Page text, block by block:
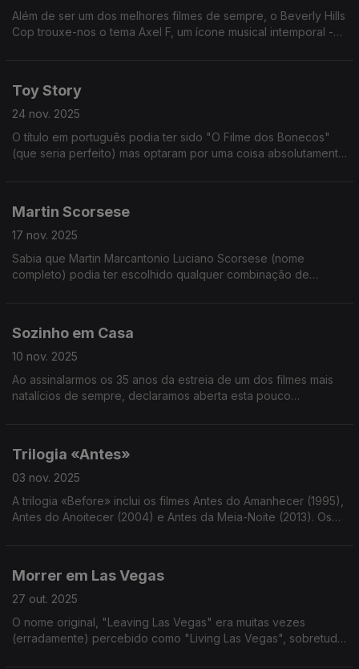
Além de ser um dos melhores filmes de sempre, o Beverly Hills
Cop trouxe-nos o tema Axel F, um ícone musical intemporal -
Toy Story
24 nov. 2025
O título em português podia ter sido "O Filme dos Bonecos"
(que seria perfeito) mas optaram por uma coisa absolutamente
Martin Scorsese
17 nov. 2025
Sabia que Martin Marcantonio Luciano Scorsese (nome
completo) podia ter escolhido qualquer combinação de
Sozinho em Casa
10 nov. 2025
Ao assinalarmos os 35 anos da estreia de um dos filmes mais
natalícios de sempre, declaramos aberta esta pouco
Trilogia «Antes»
03 nov. 2025
A trilogia «Before» inclui os filmes Antes do Amanhecer (1995),
Antes do Anoitecer (2004) e Antes da Meia-Noite (2013). Os
Morrer em Las Vegas
27 out. 2025
O nome original, "Leaving Las Vegas" era muitas vezes
(erradamente) percebido como "Living Las Vegas", sobretudo